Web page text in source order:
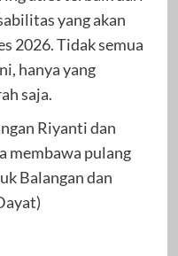
yang akan
2026. Tidak semua
hanya yang
saja.
Riyanti dan
membawa pulang
Balangan dan